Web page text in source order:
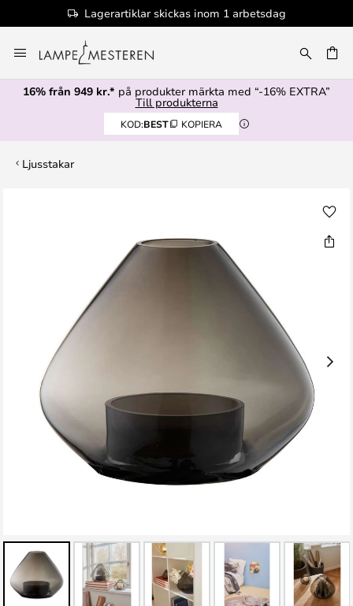
Lagerartiklar skickas inom 1 arbetsdag
till
innehållet
16% från 949 kr.* på produkter märkta med “-16% EXTRA”
Till produkterna
KOD:BEST KOPIERA
Ljusstakar